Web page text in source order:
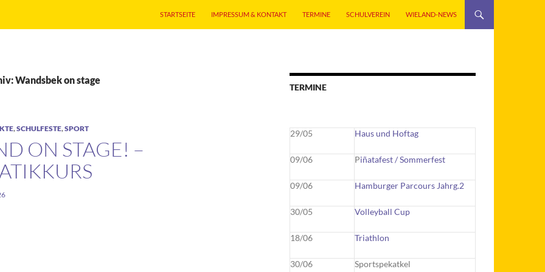
STARTSEITE IMPRESSUM & KONTAKT TERMINE SCHULVEREIN WIELAND-NEWS
Wandsbek on stage
,SCHULFESTE,SPORT
ON STAGE! –
– Akrobatikkurs
TERMINE
29/05 Haus und Hoftag
09/06 Piñatafest / Sommerfest
09/06 Hamburger Parcours Jahrg.2
30/05 Volleyball Cup
18/06 Triathlon
30/06 Sportspekatkel